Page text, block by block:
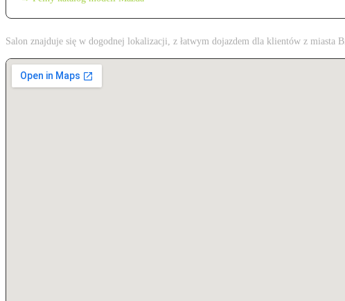
Salon znajduje się w dogodnej lokalizacji, z łatwym dojazdem dla klientów z miasta